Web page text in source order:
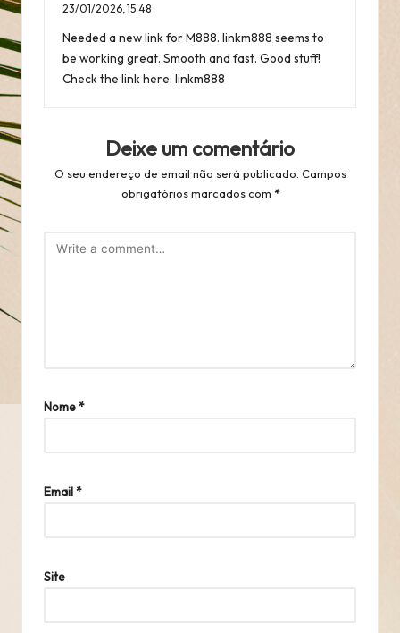
23/01/2026, 15:48
Needed a new link for M888. linkm888 seems to
be working great. Smooth and fast. Good stuff!
Check the link here: linkm888
Deixe um comentário
O seu endereço de email não será publicado. Campos
obrigatórios marcados com *
Nome*
Email*
Site